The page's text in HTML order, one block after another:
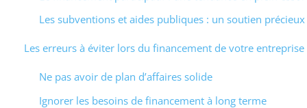
Les subventions et aides publiques : un soutien précieux
Les erreurs à éviter lors du financement de votre entreprise
Ne pas avoir de plan d’affaires solide
Ignorer les besoins de financement à long terme